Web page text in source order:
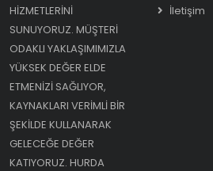
HIZMETLERINI
SUNUYORUZ. MÜŞTERI
ODAKLI YAKLAŞIMIMIZLA
YÜKSEK DEĞER ELDE
ETMENIZI SAĞLIYOR,
KAYNAKLARI VERIMLI BIR
ŞEKILDE KULLANARAK
GELECEĞE DEĞER
KATIYORUZ. HURDA
İletişim